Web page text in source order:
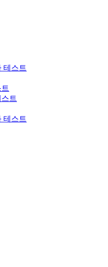
테스트
트
테스트